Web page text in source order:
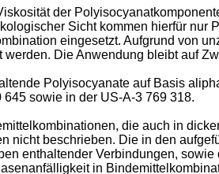
der
Sicht kommen hierfür
eingesetzt. Aufgrund von
Die Anwendung bleibt auf
Polyisocyanate auf Basis
sowie in der US-A-3 769 318.
die auch in
nicht beschrieben. Die in den
enthaltender Verbindungen,
in